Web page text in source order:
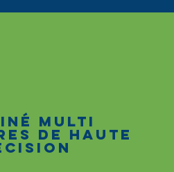
multi
de haute